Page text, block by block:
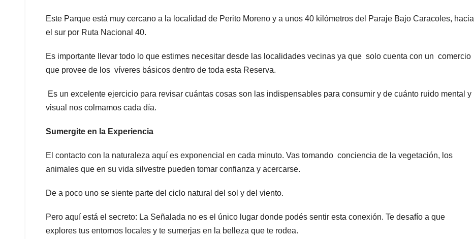
Este Parque está muy cercano a la localidad de Perito Moreno y a unos 40 kilómetros del Paraje Bajo Caracoles, hacia
el sur por Ruta Nacional 40.
Es importante llevar todo lo que estimes necesitar desde las localidades vecinas ya que solo cuenta con un comercio
que provee de los víveres básicos dentro de toda esta Reserva.
Es un excelente ejercicio para revisar cuántas cosas son las indispensables para consumir y de cuánto ruido mental y
visual nos colmamos cada día.
Sumergite en la Experiencia
El contacto con la naturaleza aquí es exponencial en cada minuto. Vas tomando conciencia de la vegetación, los
animales que en su vida silvestre pueden tomar confianza y acercarse.
De a poco uno se siente parte del ciclo natural del sol y del viento.
Pero aquí está el secreto: La Señalada no es el único lugar donde podés sentir esta conexión. Te desafío a que
explores tus entornos locales y te sumerjas en la belleza que te rodea.